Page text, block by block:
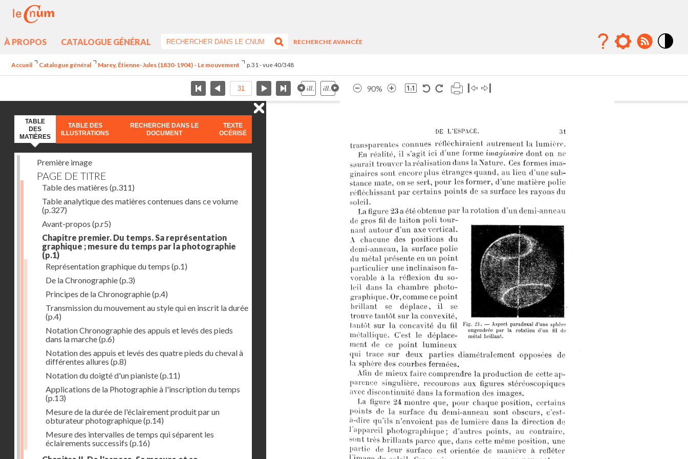
À PROPOS CATALOGUE GÉNÉRAL
RECHERCHE AVANCÉE
Accueil Catalogue général Marey, Étienne-Jules (1830-1904) - Le mouvement p.31 - vue 40/348
90%
TABLE
DES
MATIÈRES
TABLE DES
ILLUSTRATIONS
RECHERCHE DANS LE
DOCUMENT
TEXTE
OCÉRISÉ
Première image
PAGE DE TITRE
Table des matières (p.311)
Table analytique des matières contenues dans ce volume
(p.327)
Avant-propos (p.r5)
Chapitre premier. Du temps. Sa représentation
graphique ; mesure du temps par la photographie
(p.1)
Représentation graphique du temps (p.1)
De la Chronographie(p.3)
Principes de la Chronographie(p.4)
Transmission du mouvement au style qui en inscrit la durée
(p.4)
Notation Chronographie des appuis et levés des pieds
dans la marche(p.6)
Notation des appuis et levés des quatre pieds du cheval à
différentes allures (p.8)
Notation du doigté d'un pianiste(p.11)
Applications de la Photographie à l'inscription du temps
(p.13)
Mesure de la durée de l'éclairement produit par un
obturateur photographique(p.14)
Mesure des intervalles de temps qui séparent les
éclairements successifs (p.16)